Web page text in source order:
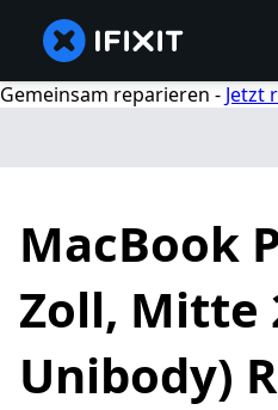
Gemeinsam reparieren - Jetzt
MacBook
Zoll, Mitte
Unibody)